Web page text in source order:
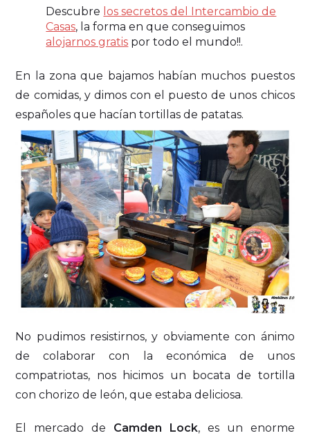
Descubre los secretos del Intercambio de
Casas, la forma en que conseguimos
alojarnos gratis por todo el mundo!!.
En la zona que bajamos habían muchos puestos
de comidas, y dimos con el puesto de unos chicos
españoles que hacían tortillas de patatas.
No pudimos resistirnos, y obviamente con ánimo
de colaborar con la económica de unos
compatriotas, nos hicimos un bocata de tortilla
con chorizo de león, que estaba deliciosa.
El mercado de Camden Lock, es un enorme